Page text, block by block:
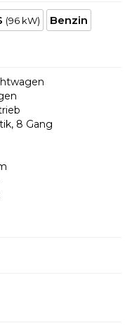
(96 kW)
Benzin
8 Gang